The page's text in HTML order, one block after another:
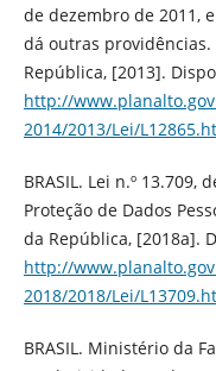
de dezembro de 2011,
dá outras providências.
República, [2013].
http://
2014/2013/Lei/
BRASIL. Lei n.º 13.709,
Proteção de Dados
da República, [2018a].
http://
2018/2018/Lei/
BRASIL. Ministério da